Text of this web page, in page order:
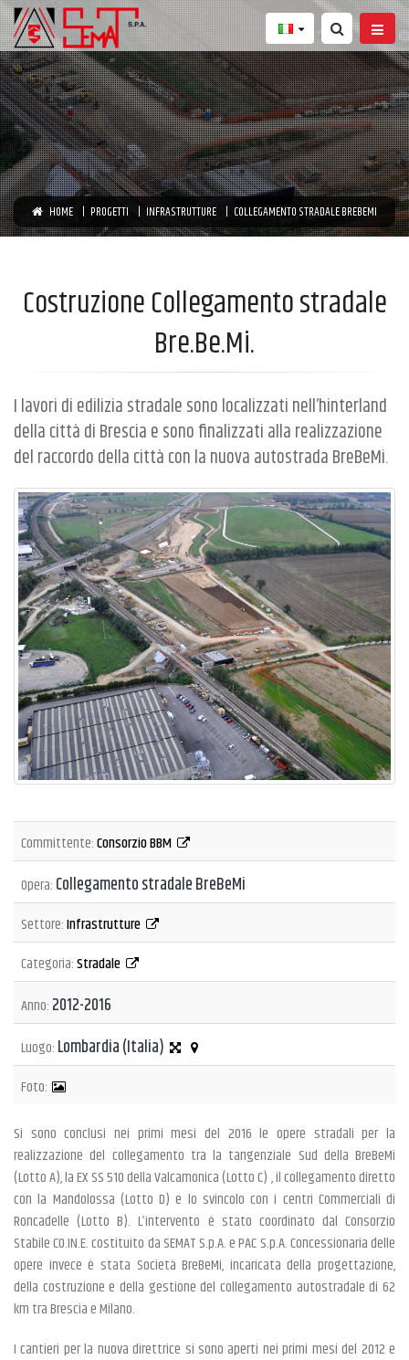
HOME PROGETTI INFRASTRUTTURE COLLEGAMENTO STRADALE BREBEMI
Costruzione Collegamento stradale
Bre.Be.Mi.
I lavori di edilizia stradale sono localizzati nell’hinterland
della città di Brescia e sono finalizzati alla realizzazione
del raccordo della città con la nuova autostrada BreBeMi.
Committente:Consorzio BBM
Opera: Collegamento stradale BreBeMi
Settore:Infrastrutture
Categoria:Stradale
Anno: 2012-2016
Luogo: Lombardia (Italia)
Foto:
Si sono conclusi nei primi mesi del 2016 le opere stradali per la
realizzazione del collegamento tra la tangenziale Sud della BreBeMi
(Lotto A), la EX SS 510 della Valcamonica (Lotto C) , il collegamento diretto
con la Mandolossa (Lotto D) e lo svincolo con i centri Commerciali di
Roncadelle (Lotto B). L’intervento è stato coordinato dal Consorzio
Stabile CO.IN.E. costituito da SEMAT S.p.A. e PAC S.p.A. Concessionaria delle
opere invece è stata Società BreBeMi, incaricata della progettazione,
della costruzione e della gestione del collegamento autostradale di 62
km tra Brescia e Milano.
I cantieri per la nuova direttrice si sono aperti nei primi mesi del 2012 e